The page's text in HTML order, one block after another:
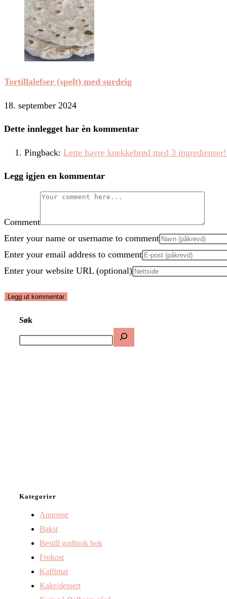
Tortillalefser (spelt) med surdeig
18. september 2024
Dette innlegget har èn kommentar
Pingback: Lette havre knekkebrød med 3
Legg igjen en kommentar
Comment
Enter your name or username to comment
Enter your email address to comment
Enter your website URL (optional)
Søk
Kategorier
Annonse
Bakst
Bestill godtnok bok
Frokost
Kaffimat
Kake/dessert